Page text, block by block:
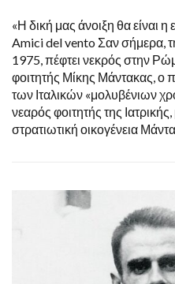
«Η δική μας άνοιξη θα είναι
Amici del vento Σαν σήμερα,
1975, πέφτει νεκρός στην
φοιτητής Μίκης Μάντακας, ο
των Ιταλικών «μολυβένιων
νεαρός φοιτητής της
στρατιωτική οικογένεια